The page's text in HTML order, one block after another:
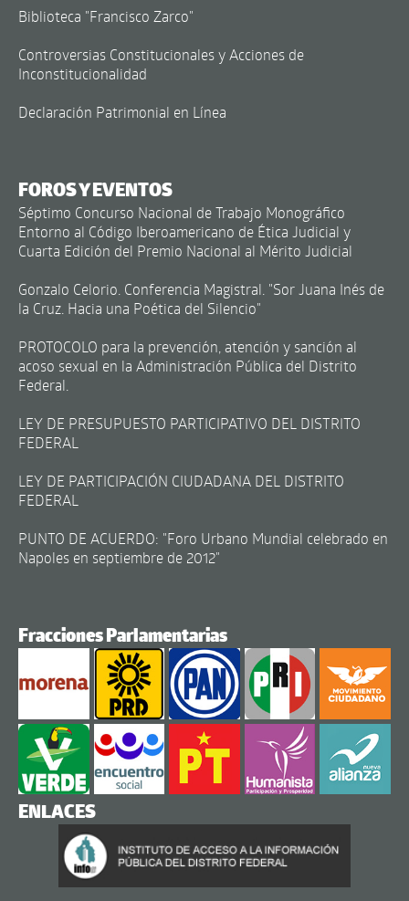
Biblioteca "Francisco Zarco"
Controversias Constitucionales y Acciones de
Inconstitucionalidad
Declaración Patrimonial en Línea
FOROS Y EVENTOS
Séptimo Concurso Nacional de Trabajo Monográfico
Entorno al Código Iberoamericano de Ética Judicial y
Cuarta Edición del Premio Nacional al Mérito Judicial
Gonzalo Celorio. Conferencia Magistral. "Sor Juana Inés de
la Cruz. Hacia una Poética del Silencio"
PROTOCOLO para la prevención, atención y sanción al
acoso sexual en la Administración Pública del Distrito
Federal.
LEY DE PRESUPUESTO PARTICIPATIVO DEL DISTRITO
FEDERAL
LEY DE PARTICIPACIÓN CIUDADANA DEL DISTRITO
FEDERAL
PUNTO DE ACUERDO: "Foro Urbano Mundial celebrado en
Napoles en septiembre de 2012"
Fracciones Parlamentarias
ENLACES